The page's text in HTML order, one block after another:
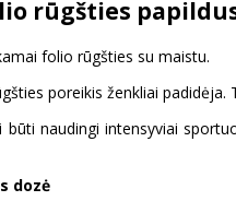
rūgšties
folio rūgšties su maistu.
poreikis ženkliai
naudingi intensyviai
dozė